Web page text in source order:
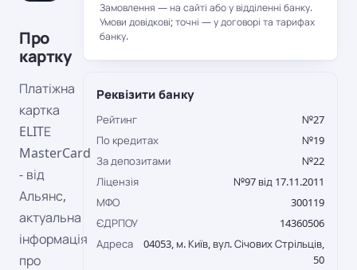
Про
картку
Платіжна
картка
ELITЕ
MasterCard
- від
Альянс,
актуальна
інформація
про
Замовлення — на сайті або у відділенні банку.
Умови довідкові; точні — у договорі та тарифах
банку.
Реквізити банку
Рейтинг
№27
По кредитах
№19
За депозитами
№22
Ліцензія
№97 від 17.11.2011
МФО
300119
ЄДРПОУ
14360506
Адреса
04053, м. Київ, вул. Січових Стрільців,
50